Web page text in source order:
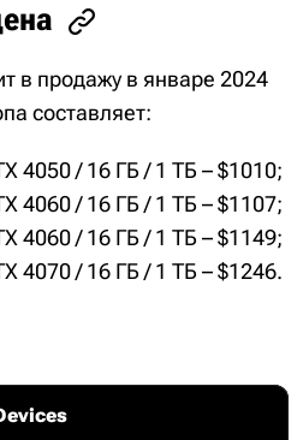
в продажу в январе 2024
составляет:
4050 / 16 ГБ / 1 ТБ – $1010;
4060 / 16 ГБ / 1 ТБ – $1107;
4060 / 16 ГБ / 1 ТБ – $1149;
4070 / 16 ГБ / 1 ТБ – $1246.